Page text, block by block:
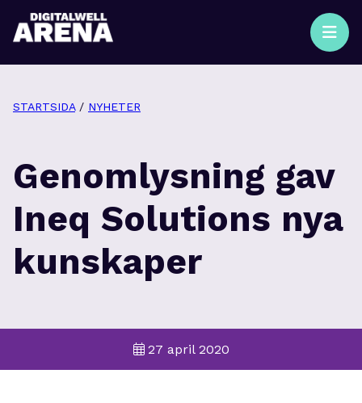
STARTSIDA/ NYHETER
Genomlysning gav
Ineq Solutions nya
kunskaper
27 april 2020